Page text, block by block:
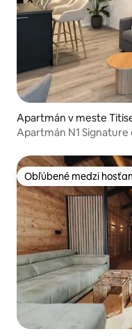
Apartmán v meste
Apartmán N1 Signature
Obľúbené medzi
Obľúbené medzi